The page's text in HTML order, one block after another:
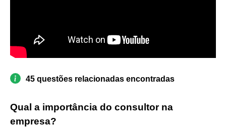
45 questões relacionadas encontradas
Qual a importância do consultor na
empresa?